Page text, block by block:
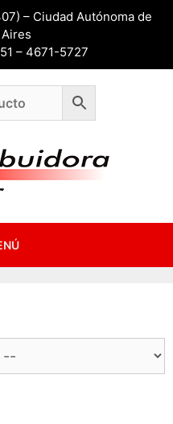
– Ciudad Autónoma de
– 4671-5727